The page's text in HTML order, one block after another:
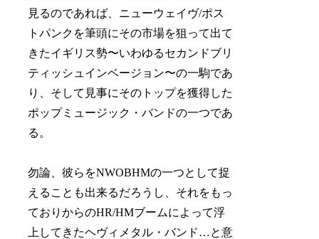
見るのであれば、ニューウェイヴ/ポス
トパンクを筆頭にその市場を狙って出て
きたイギリス勢〜いわゆるセカンドブリ
ティッシュインベージョン〜の一駒であ
り、そして見事にそのトップを獲得した
ポップミュージック・バンドの一つであ
る。
勿論、彼らをNWOBHMの一つとして捉
えることも出来るだろうし、それをもっ
ておりからのHR/HMブームによって浮
上してきたヘヴィメタル・バンド…と意